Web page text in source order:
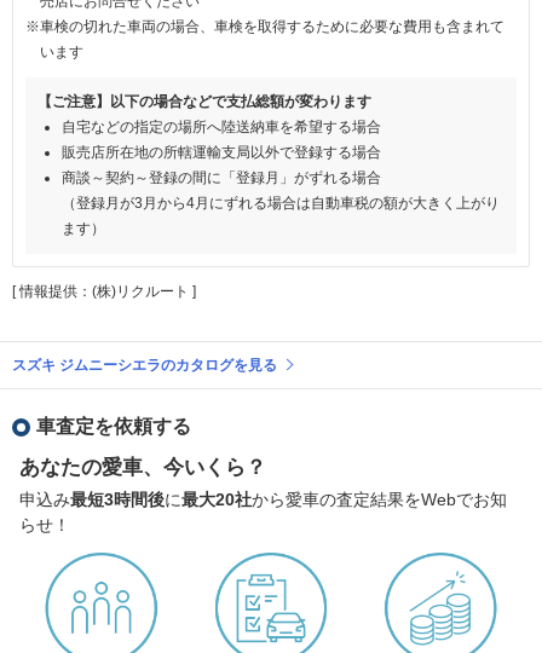
※車検の切れた車両の場合、車検を取得するために必要な費用も含まれて
います
【ご注意】以下の場合などで支払総額が変わります
自宅などの指定の場所へ陸送納車を希望する場合
販売店所在地の所轄運輸支局以外で登録する場合
商談～契約～登録の間に「登録月」がずれる場合
（登録月が3月から4月にずれる場合は自動車税の額が大きく上がり
ます）
[ 情報提供：(株)リクルート ]
スズキ ジムニーシエラのカタログを見る
車査定を依頼する
あなたの愛車、今いくら？
申込み最短3時間後に最大20社から愛車の査定結果をWebでお知
らせ！